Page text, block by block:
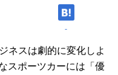
-
ネスは劇的に変化しよ
スポーツカーには「優